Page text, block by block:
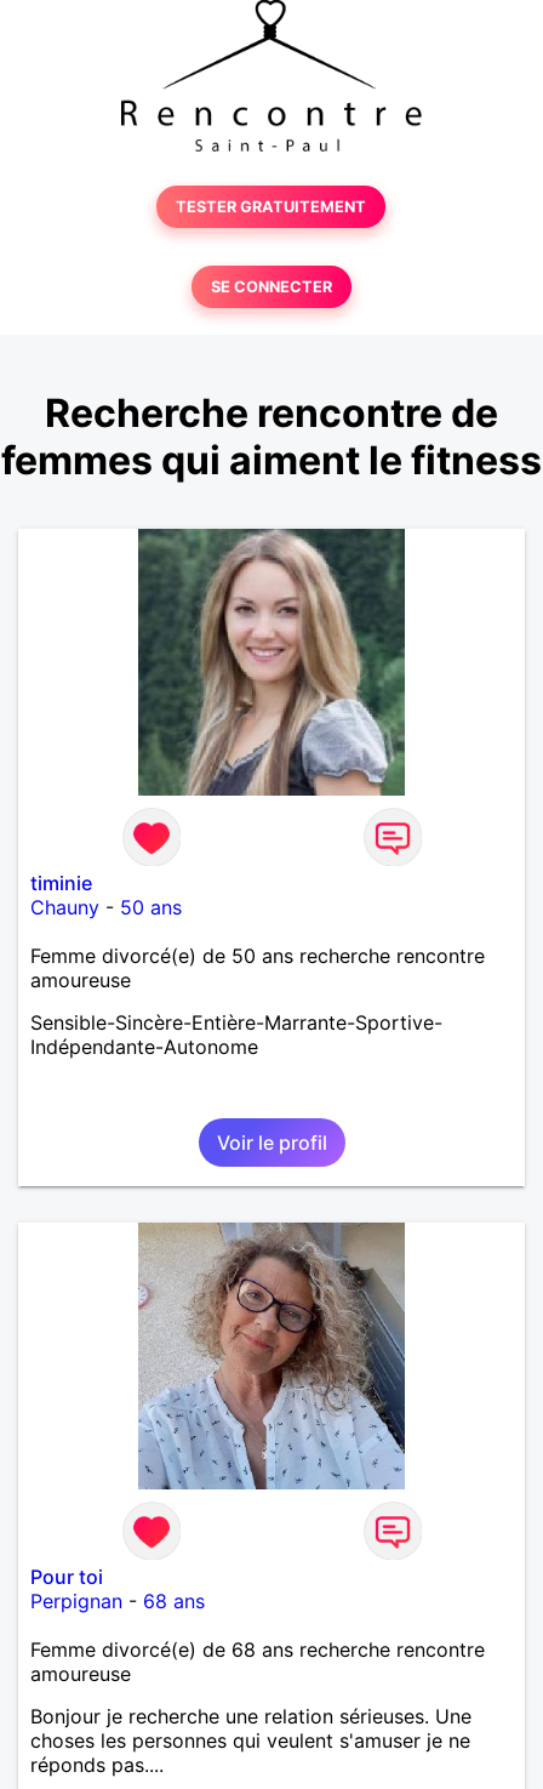
TESTER GRATUITEMENT
SE CONNECTER
Recherche rencontre de
femmes qui aiment le fitness
timinie
Chauny - 50 ans
Femme divorcé(e) de 50 ans recherche rencontre
amoureuse
Sensible-Sincère-Entière-Marrante-Sportive-
Indépendante-Autonome
Voir le profil
Pour toi
Perpignan - 68 ans
Femme divorcé(e) de 68 ans recherche rencontre
amoureuse
Bonjour je recherche une relation sérieuses. Une
choses les personnes qui veulent s'amuser je ne
réponds pas....